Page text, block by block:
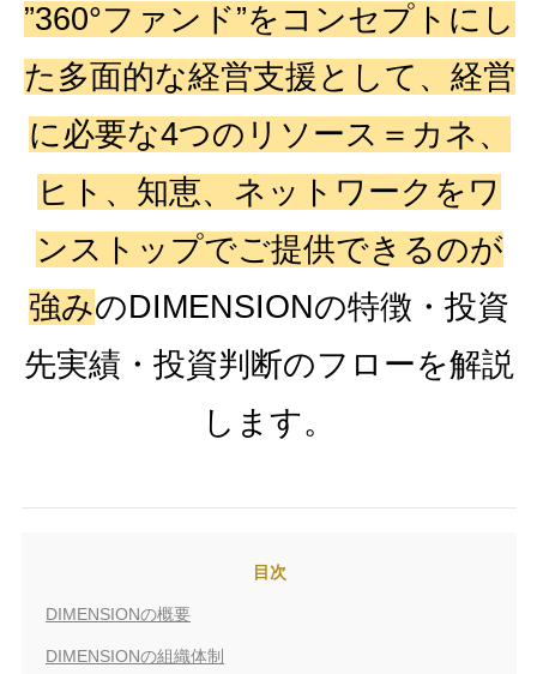
”360°ファンド”をコンセプトにし
た多面的な経営支援として、経営
に必要な4つのリソース＝カネ、
ヒト、知恵、ネットワークをワ
ンストップでご提供できるのが
強みのDIMENSIONの特徴・投資
先実績・投資判断のフローを解説
します。
目次
DIMENSIONの概要
DIMENSIONの組織体制